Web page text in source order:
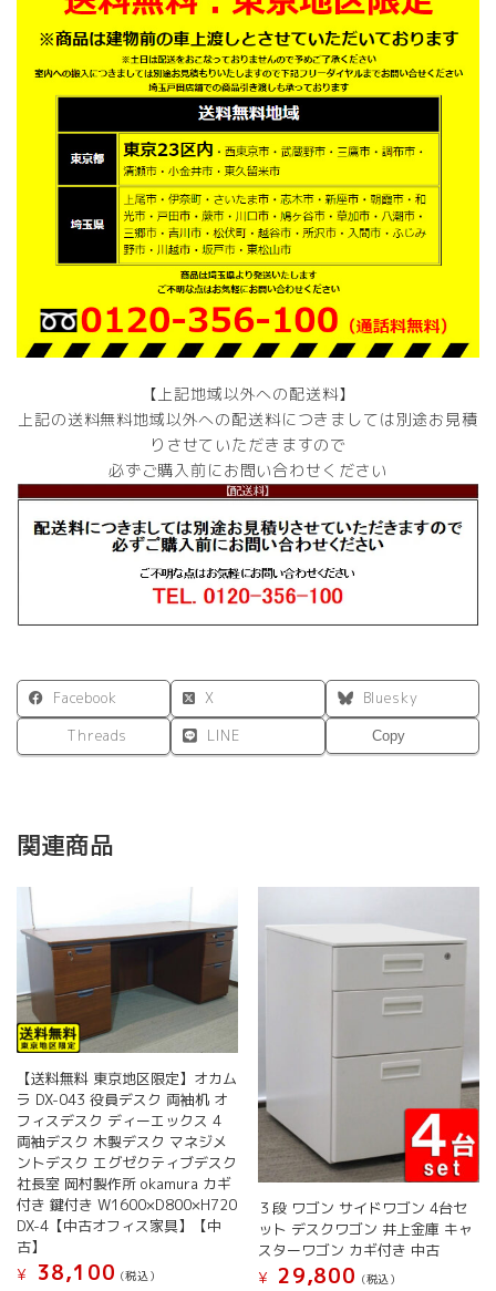
【上記地域以外への配送料】
上記の送料無料地域以外への配送料につきましては別途お見積
りさせていただきますので
必ずご購入前にお問い合わせください
Facebook X
Bluesky
Threads
LINE Copy
関連商品
【送料無料 東京地区限定】オカム
ラ DX-043 役員デスク 両袖机 オ
フィスデスク ディーエックス 4
両袖デスク 木製デスク マネジメ
ントデスク エグゼクティブデスク
社長室 岡村製作所 okamura カギ
付き 鍵付き W1600×D800×H720
DX-4【中古オフィス家具】【中
古】
¥
38,100 (税込）
３段 ワゴン サイドワゴン 4台セ
ット デスクワゴン 井上金庫 キャ
スターワゴン カギ付き 中古
¥ 29,800 (税込）